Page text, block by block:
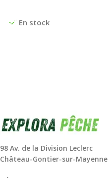
En stock
98 Av. de la Division Leclerc
Château-Gontier-sur-Mayenne